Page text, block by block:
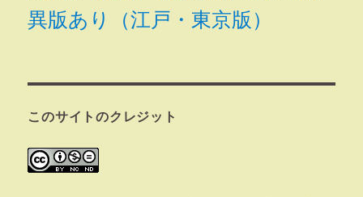
異版あり（江戸・東京版）
このサイトのクレジット